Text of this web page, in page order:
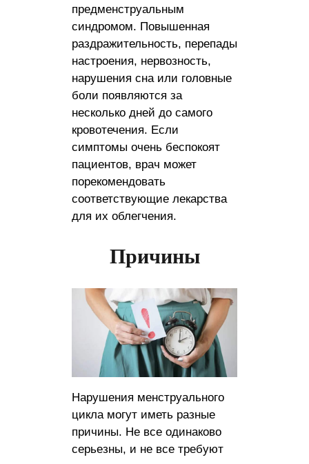
предменструальным
синдромом. Повышенная
раздражительность, перепады
настроения, нервозность,
нарушения сна или головные
боли появляются за
несколько дней до самого
кровотечения. Если
симптомы очень беспокоят
пациентов, врач может
порекомендовать
соответствующие лекарства
для их облегчения.
Причины
Нарушения менструального
цикла могут иметь разные
причины. Не все одинаково
серьезны, и не все требуют